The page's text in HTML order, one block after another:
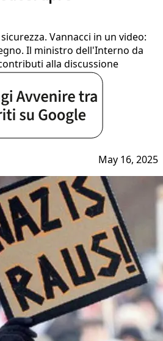
Vannacci in un video:
Il ministro dell'Interno da
alla discussione
May 16, 2025